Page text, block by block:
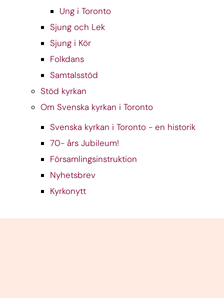
Ung i Toronto
Sjung och Lek
Sjung i Kör
Folkdans
Samtalsstöd
Stöd kyrkan
Om Svenska kyrkan i Toronto
Svenska kyrkan i Toronto - en historik
70- års Jubileum!
Församlingsinstruktion
Nyhetsbrev
Kyrkonytt